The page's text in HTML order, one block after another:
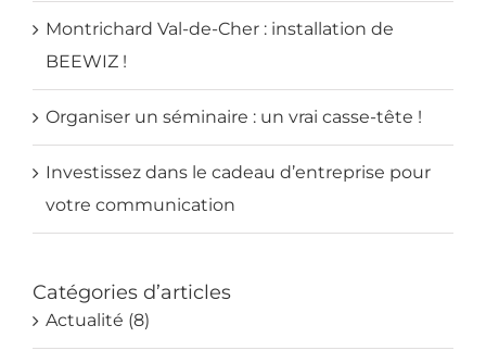
Montrichard Val-de-Cher : installation de
BEEWIZ !
Organiser un séminaire : un vrai casse-tête !
Investissez dans le cadeau d’entreprise pour
votre communication
Catégories d’articles
Actualité (8)